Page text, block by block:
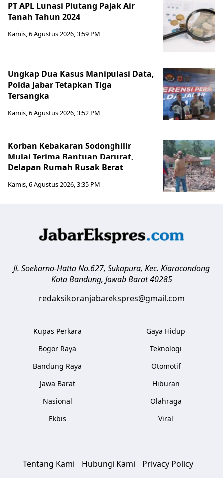
PT APL Lunasi Piutang Pajak Air
Tanah Tahun 2024
Kamis, 6 Agustus 2026, 3:59 PM
Ungkap Dua Kasus Manipulasi Data,
Polda Jabar Tetapkan Tiga
Tersangka
Kamis, 6 Agustus 2026, 3:52 PM
Korban Kebakaran Sodonghilir
Mulai Terima Bantuan Darurat,
Delapan Rumah Rusak Berat
Kamis, 6 Agustus 2026, 3:35 PM
Jl. Soekarno-Hatta No.627, Sukapura, Kec. Kiaracondong
Kota Bandung, Jawab Barat 40285
redaksikoranjabarekspres@gmail.com
Kupas Perkara
Bogor Raya
Bandung Raya
Jawa Barat
Nasional
Ekbis
Gaya Hidup
Teknologi
Otomotif
Hiburan
Olahraga
Viral
Tentang Kami Hubungi Kami
Privacy Policy